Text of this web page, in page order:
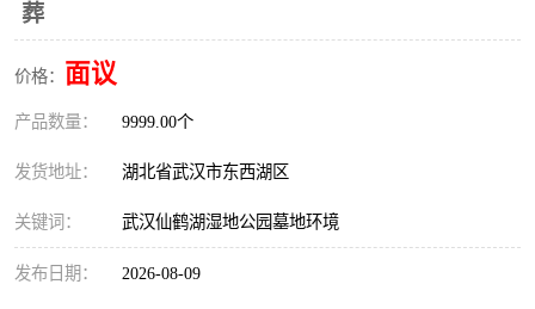
葬
价格： 面议
产品数量： 9999.00个
发货地址： 湖北省武汉市东西湖区
关键词： 武汉仙鹤湖湿地公园墓地环境
发布日期： 2026-08-09